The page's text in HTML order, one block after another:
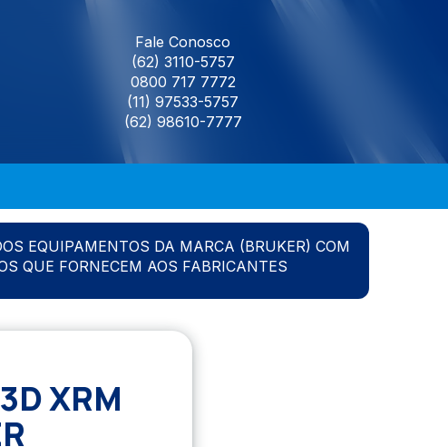
Fale Conosco
(62) 3110-5757
0800 717 7772
(11) 97533-5757
(62) 98610-7777
EQUIPAMENTOS DA MARCA (BRUKER) COM
QUE FORNECEM AOS FABRICANTES
XRM